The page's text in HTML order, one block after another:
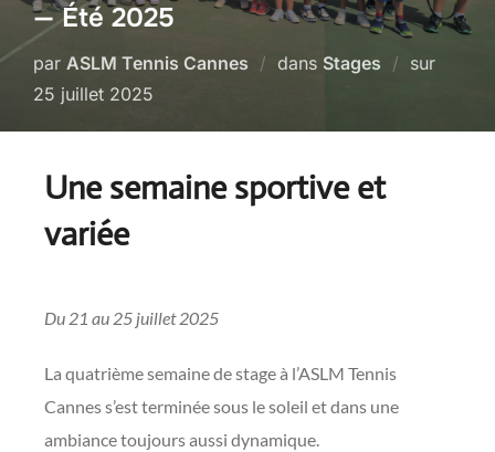
— Été 2025
par ASLM Tennis Cannes dans Stages
sur
25 juillet 2025
Une semaine sportive et
variée
Du 21 au 25 juillet 2025
La quatrième semaine de stage à l’ASLM Tennis
Cannes s’est terminée sous le soleil et dans une
ambiance toujours aussi dynamique.